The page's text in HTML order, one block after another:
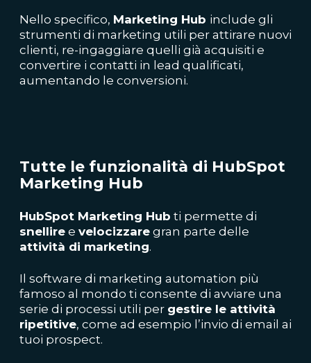
Nello specifico, Marketing Hub include gli
strumenti di marketing utili per attirare nuovi
clienti, re-ingaggiare quelli già acquisiti e
convertire i contatti in lead qualificati,
aumentando le conversioni.
Tutte le funzionalità di HubSpot
Marketing Hub
HubSpot Marketing Hub ti permette di
snellire e velocizzare gran parte delle
attività di marketing.
Il software di marketing automation più
famoso al mondo ti consente di avviare una
serie di processi utili per gestire le attività
ripetitive, come ad esempio l’invio di email ai
tuoi prospect.